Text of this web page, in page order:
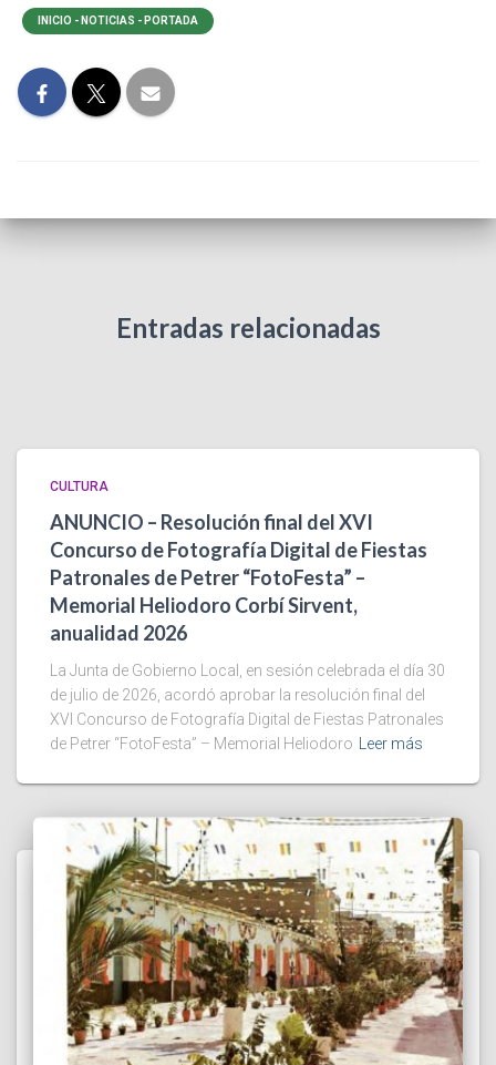
INICIO - NOTICIAS - PORTADA
Entradas relacionadas
CULTURA
ANUNCIO – Resolución final del XVI
Concurso de Fotografía Digital de Fiestas
Patronales de Petrer “FotoFesta” –
Memorial Heliodoro Corbí Sirvent,
anualidad 2026
La Junta de Gobierno Local, en sesión celebrada el día 30
de julio de 2026, acordó aprobar la resolución final del
XVI Concurso de Fotografía Digital de Fiestas Patronales
de Petrer “FotoFesta” – Memorial Heliodoro
Leer más